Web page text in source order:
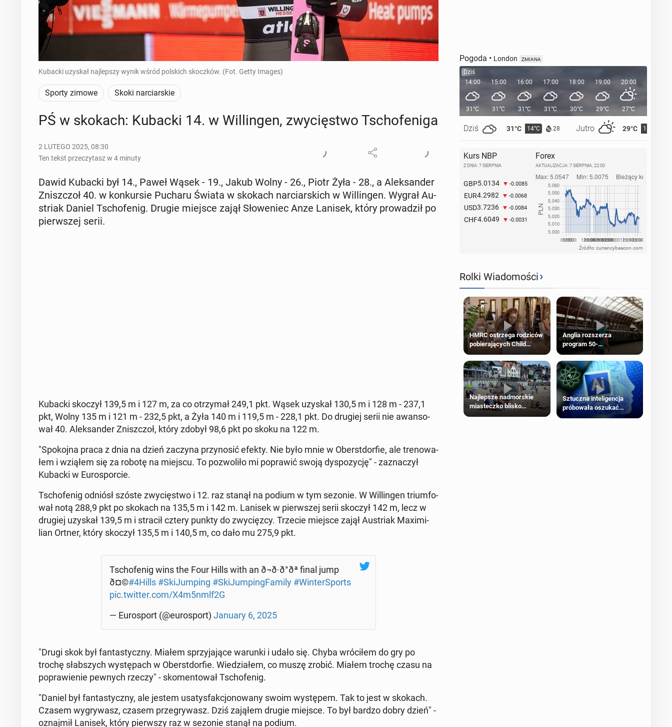
Kubacki uzyskał najlepszy wynik wśród polskich skoczków. (Fot. Getty Images)
Sporty zimowe Skoki narciarskie
PŚ w skokach: Kubacki 14. w Wil­lin­gen, zwy­cię­stwo Tscho­fe­ni­ga
2 LUTEGO 2025, 08:30
Ten tekst przeczytasz w 4 minuty
Dawid Kubacki był 14., Paweł Wąsek - 19., Jakub Wolny - 26., Piotr Żyła - 28., a Alek­san­der
Znisz­czoł 40. w kon­kur­sie Pucharu Świata w skokach nar­ciar­skich w Wil­lin­gen. Wygrał Au­
striak Daniel Tscho­fe­nig. Drugie miejsce zajął Sło­we­niec Anze Lanisek, który pro­wa­dził po
pierw­szej serii.
Kubacki skoczył 139,5 m i 127 m, za co otrzy­mał 249,1 pkt. Wąsek uzyskał 130,5 m i 128 m - 237,1
pkt, Wolny 135 m i 121 m - 232,5 pkt, a Żyła 140 m i 119,5 m - 228,1 pkt. Do drugiej serii nie awan­so­
wał 40. Alek­san­der Znisz­czoł, który zdobył 98,6 pkt po skoku na 122 m.
"Spo­koj­na praca z dnia na dzień zaczyna przy­no­sić efekty. Nie było mnie w Obe­rst­dor­fie, ale tre­no­wa­
łem i wziąłem się za robotę na miejscu. To po­zwo­li­ło mi po­pra­wić swoją dys­po­zy­cję" - za­zna­czył
Kubacki w Eu­ro­spor­cie.
Tscho­fe­nig odniósł szóste zwy­cię­stwo i 12. raz stanął na podium w tym sezonie. W Wil­lin­gen trium­fo­
wał notą 288,9 pkt po skokach na 135,5 m i 142 m. Lanisek w pierw­szej serii skoczył 142 m, lecz w
drugiej uzyskał 139,5 m i stracił cztery punkty do zwy­cięz­cy. Trzecie miejsce zajął Au­striak Ma­xi­mi­
lian Ortner, który skoczył 135,5 m i 140,5 m, co dało mu 275,9 pkt.
Tscho­fe­nig wins the Four Hills with an ð¬ð·ð°ðª final jump
ð¤©#4Hills #Ski­Jum­ping #Ski­Jum­ping­Fa­mi­ly #Win­ter­Sports
pic.twitter.com/X4m5nmlf2G
— Eu­ro­sport (@eu­ro­sport) January 6, 2025
"Drugi skok był fan­ta­stycz­ny. Miałem sprzy­ja­ją­ce warunki i udało się. Chyba wró­ci­łem do gry po
trochę słab­szych wy­stę­pach w Obe­rst­dor­fie. Wie­dzia­łem, co muszę zrobić. Miałem trochę czasu na
po­pra­wie­nie pewnych rzeczy" - sko­men­to­wał Tscho­fe­nig.
"Daniel był fan­ta­stycz­ny, ale jestem usa­tys­fak­cjo­no­wa­ny swoim wy­stę­pem. Tak to jest w skokach.
Czasem wy­gry­wasz, czasem prze­gry­wasz. Dziś zająłem drugie miejsce. To był bardzo dobry dzień" -
oznaj­mił Lanisek, który pierw­szy raz w sezonie stanął na podium.
Pogoda • London ZMIANA
Dziś
14:00
31°C
Dziś 31°C 14°C 28 Jutro 29°C 15°C
15:00
31°C
16:00
31°C
17:00
31°C
18:00
30°C
19:00
29°C
20:00
27°C
Kurs NBP
Z DNIA: 7 SIERPNIA
GBP5.0134 -0.0085
EUR4.2982 -0.0068
USD3.7236 -0.0084
CHF4.6049 -0.0031
Forex
AKTUALIZACJA: 7 SIERPNIA, 22:00
Źródło: currencybeacon.com
Rolki Wiadomości›
HMRC ostrzega rodziców
pobierających Child
Benefit. Mogą być
zobowiązani do zwrotu
zasiłku
Anglia rozszerza
program 50-
procentowych zniżek
kolejowych na 18-latków
Najlepsze nadmorskie
miasteczko blisko
Sztuczna inteligencja
próbowała oszukać
człowieka